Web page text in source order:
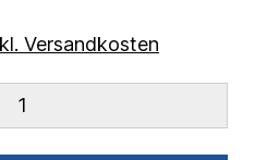
Versandkosten